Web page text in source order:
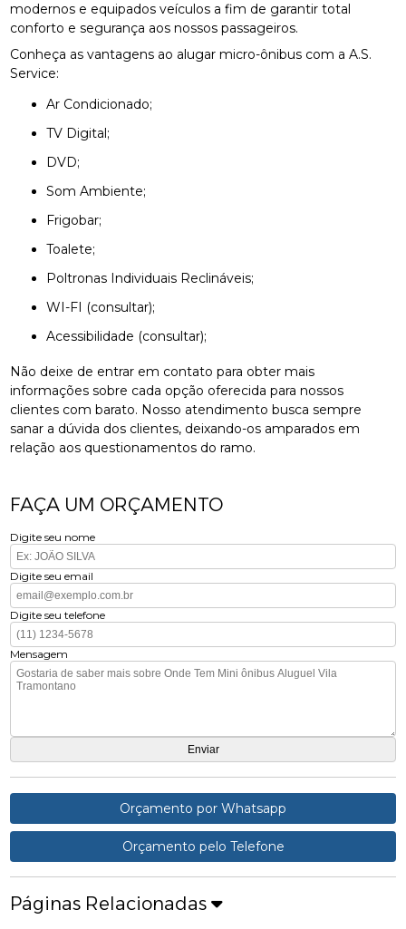
modernos e equipados veículos a fim de garantir total
conforto e segurança aos nossos passageiros.
Conheça as vantagens ao alugar micro-ônibus com a A.S.
Service:
Ar Condicionado;
TV Digital;
DVD;
Som Ambiente;
Frigobar;
Toalete;
Poltronas Individuais Reclináveis;
WI-FI (consultar);
Acessibilidade (consultar);
Não deixe de entrar em contato para obter mais
informações sobre cada opção oferecida para nossos
clientes com barato. Nosso atendimento busca sempre
sanar a dúvida dos clientes, deixando-os amparados em
relação aos questionamentos do ramo.
FAÇA UM ORÇAMENTO
Digite seu nome
Digite seu email
Digite seu telefone
Mensagem
Orçamento por Whatsapp
Orçamento pelo Telefone
Páginas Relacionadas